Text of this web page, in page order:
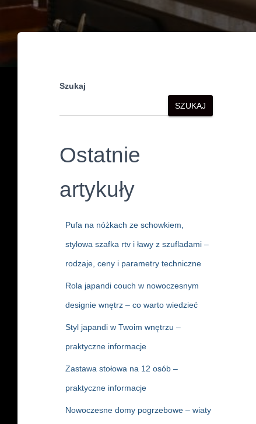
Szukaj
SZUKAJ
Ostatnie
artykuły
Pufa na nóżkach ze schowkiem,
stylowa szafka rtv i ławy z szufladami –
rodzaje, ceny i parametry techniczne
Rola japandi couch w nowoczesnym
designie wnętrz – co warto wiedzieć
Styl japandi w Twoim wnętrzu –
praktyczne informacje
Zastawa stołowa na 12 osób –
praktyczne informacje
Nowoczesne domy pogrzebowe – wiaty